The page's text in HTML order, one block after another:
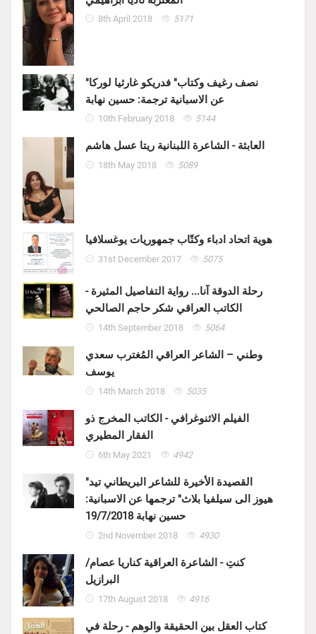
8th April 2018 5171
"نصف رغيف وكتاب" فدريكو غارثيا لوركا
عن الاسبانية ترجمة: حسين نهابة
10th February 2018 5144
العابثة - الشاعرة اللبنانية ريتا عسل هاشم
18th May 2018 5089
هوية اتحاد ادباء وكتّاب جمهوريات يوغسلافيا
31st December 2017 5075
رحلة الدوقة آنا... رواية التفاصيل المثيرة -
الكاتب العراقي شكر حاجم الصالحي
14th September 2018 5064
وطني – الشاعر العراقي المُغترب سعدي
يوسف
14th March 2018 5035
الفيلم الاثنوغرافي - الكاتب المخرج ذو
الفقار المطيري
6th May 2021 4942
"القصيدة الأخيرة للشاعر البريطاني تيد
هيوز الى سيلفيا بلاث" ترجمها عن الاسبانية:
حسين نهابة 19/7/2018
2nd November 2018 4930
كنتِ - الشاعرة العراقية كناريا عصام/
البرازيل
17th August 2018 4916
كتاب العقل بين الحقيقة والوهم - رحلة في